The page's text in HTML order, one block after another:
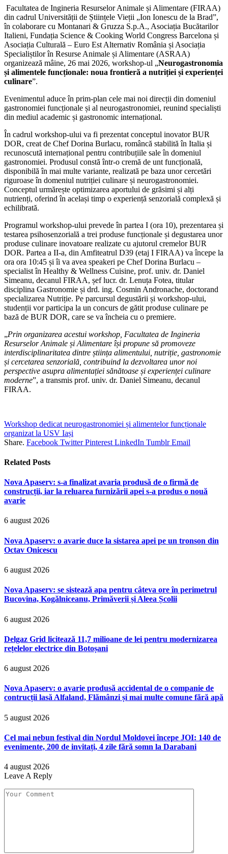
Facultatea de Ingineria Resurselor Animale și Alimentare (FIRAA)
din cadrul Universității de Științele Vieții „Ion Ionescu de la Brad”,
în colaborare cu Montanari & Gruzza S.p.A., Asociația Bucătarilor
Italieni, Fundația Science & Cooking World Congress Barcelona și
Asociația Culturală – Euro Est Alternativ România și Asociația
Specialiștilor în Resurse Animale și Alimentare (ASRAA)
organizează mâine, 26 mai 2026, workshop-ul „Neurogastronomia
și alimentele funcționale: noua frontieră a nutriției și experienței
culinare”.
Evenimentul aduce în prim-plan cele mai noi direcții din domeniul
gastronomiei funcționale și al neurogastronomiei, reunind specialiști
din mediul academic și gastronomic internațional.
În cadrul workshop-ului va fi prezentat conceptul inovator BUR
DOR, creat de Chef Dorina Burlacu, româncă stabilită în Italia și
recunoscută internațional pentru contribuțiile sale în domeniul
gastronomiei. Produsul constă într-o cremă de unt funcțională,
disponibilă în mai multe variante, realizată pe baza unor cercetări
riguroase în domeniul nutriției culinare și neurogastronomiei.
Conceptul urmărește optimizarea aportului de grăsimi și alți
nutrienți, oferind în același timp o experiență senzorială complexă și
echilibrată.
Programul workshop-ului prevede în partea I (ora 10), prezentarea și
testarea psihosenzorială a trei produse funcționale și degustarea unor
produse culinare inovatoare realizate cu ajutorul cremelor BUR
DOR. Partea a II-a, din Amfiteatrul D39 (etaj I FIRAA) va începe la
ora ora 10:45 și îi va avea speakeri pe Chef Dorina Burlacu –
specialist în Healthy & Wellness Cuisine, prof. univ. dr. Daniel
Simeanu, decanul FIRAA, șef lucr. dr. Lenuța Fotea, titular
disciplina Gastronomie și drd. ing. Cosmin Andronache, doctorand
specializarea Nutriție. Pe parcursul degustării și workshop-ului,
studenții vor participa la un concurs de gătit produse culinare pe
bază de BUR DOR, care se va încheia cu o premiere.
„Prin organizarea acestui workshop, Facultatea de Ingineria
Resurselor Animale și Alimentare își propune să promoveze
interdisciplinaritatea dintre știința alimentului, nutriție, gastronomie
și cercetarea senzorială, contribuind la dezvoltarea unor noi
perspective asupra alimentației sănătoase și experienței culinare
moderne”, a transmis prof. univ. dr. Daniel Simeanu, decanul
FIRAA.
Workshop dedicat neurogastronomiei și alimentelor funcționale
organizat la USV Iași
Share. Facebook Twitter Pinterest LinkedIn Tumblr Email
Related Posts
Nova Apaserv: s-a finalizat avaria produsă de o firmă de
construcții, iar la reluarea furnizării apei s-a produs o nouă
avarie
6 august 2026
Nova Apaserv: o avarie duce la sistarea apei pe un tronson din
Octav Onicescu
6 august 2026
Nova Apaserv: se sistează apa pentru câteva ore în perimetrul
Bucovina, Kogălniceanu, Primăverii și Aleea Școlii
6 august 2026
Delgaz Grid licitează 11,7 milioane de lei pentru modernizarea
rețelelor electrice din Botoșani
6 august 2026
Nova Apaserv: o avarie produsă accidental de o companie de
contrucții lasă Alfaland, Flămânzi și mai multe comune fără apă
5 august 2026
Cel mai nebun festival din Nordul Moldovei începe JOI: 140 de
evenimente, 200 de invitați, 4 zile fără somn la Darabani
4 august 2026
Leave A Reply